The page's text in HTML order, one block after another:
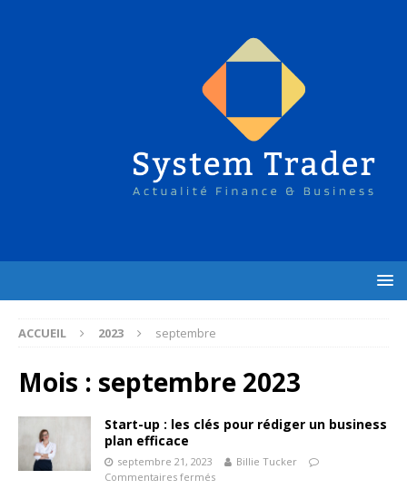
ACCUEIL 2023 septembre
Mois : septembre 2023
Start-up : les clés pour rédiger un business
plan efficace
septembre 21, 2023
Billie Tucker
Commentaires fermés